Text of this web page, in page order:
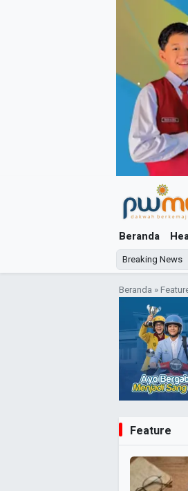
Beranda
Breaking News
Beranda »
Feature